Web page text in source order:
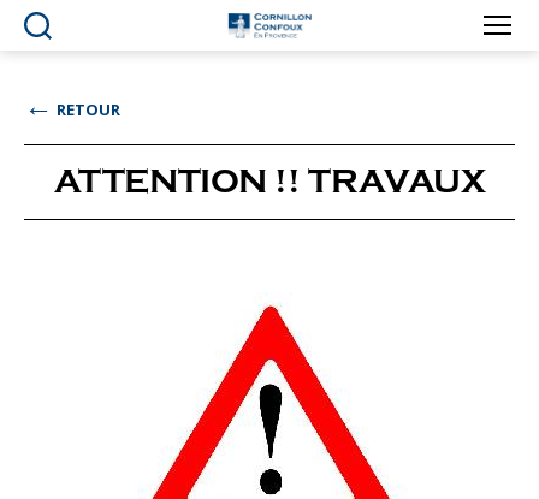
Ville
en
Provence
← RETOUR
ATTENTION !! TRAVAUX